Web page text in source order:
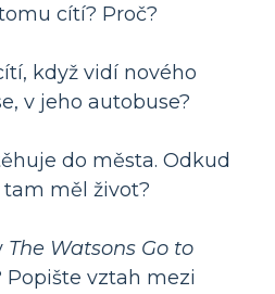
cítí? Proč?
když vidí nového
v jeho autobuse?
do města. Odkud
tam měl život?
The Watsons Go to
Popište vztah mezi